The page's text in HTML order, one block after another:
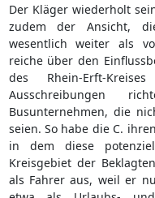
Der Kläger wiederholt
zudem der Ansicht,
wesentlich weiter als
reiche über den
des Rhein-Erft-
Ausschreibungen
Busunternehmen, die
seien. So habe die C.
in dem diese
Kreisgebiet der
als Fahrer aus, weil er